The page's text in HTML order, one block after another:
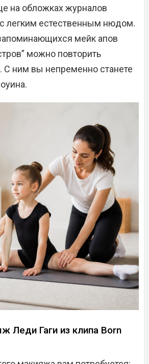
на обложках журналов
легким естественным нюдом.
мейк апов
можно повторить
С ним вы непременно станете
Леди Гаги из клипа Born